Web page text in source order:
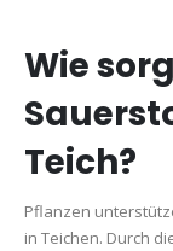
Wie
Teich?
Pflanzen
in Teichen. Durch